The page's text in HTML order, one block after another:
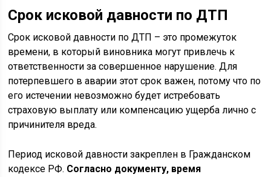
Срок исковой давности по ДТП
Срок исковой давности по ДТП – это промежуток
времени, в который виновника могут привлечь к
ответственности за совершенное нарушение. Для
потерпевшего в аварии этот срок важен, потому что по
его истечении невозможно будет истребовать
страховую выплату или компенсацию ущерба лично с
причинителя вреда.
Период исковой давности закреплен в Гражданском
кодексе РФ. Согласно документу, время